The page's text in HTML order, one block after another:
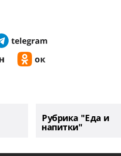
Рубрика "Еда и
напитки"